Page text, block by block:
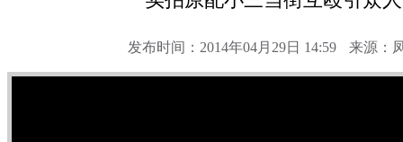
发布时间：2014年04月29日 14:59 来源：